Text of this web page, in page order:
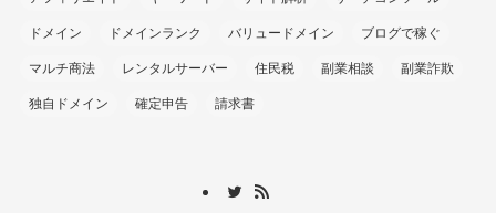
ドメイン ドメインランク バリュードメイン ブログで稼ぐ
マルチ商法 レンタルサーバー 住民税 副業相談 副業詐欺
独自ドメイン 確定申告 請求書